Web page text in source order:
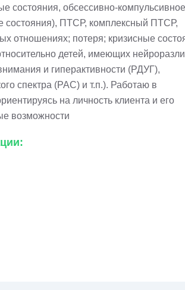
состояния, обсессивно-
состояния), ПТСР, комплексный ПТСР,
отношениях; потеря; кризисные
детей, имеющих
и гиперактивности (РДУГ),
спектра (РАС) и т.п.). Работаю в
на личность клиента и его
возможности